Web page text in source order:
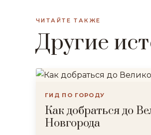
ЧИТАЙТЕ ТАКЖЕ
Другие
ГИД ПО ГОРОДУ
Как добраться до
Новгорода